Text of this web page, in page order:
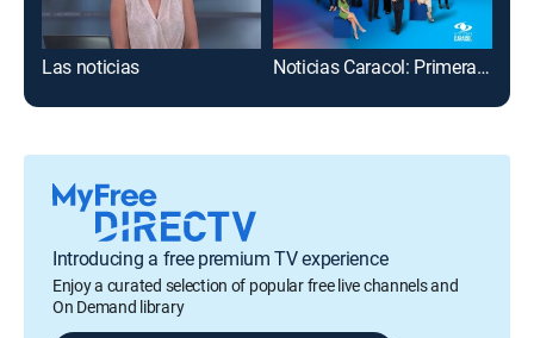
Las noticias Noticias Caracol: Primera edición
Introducing a free premium TV experience
Enjoy a curated selection of popular free live channels and
On Demand library